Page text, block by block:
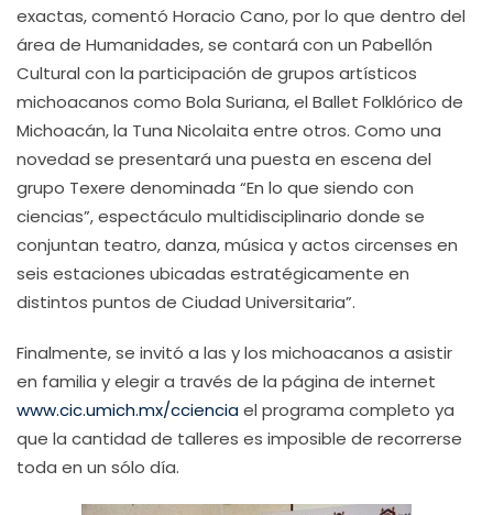
exactas, comentó Horacio Cano, por lo que dentro del
área de Humanidades, se contará con un Pabellón
Cultural con la participación de grupos artísticos
michoacanos como Bola Suriana, el Ballet Folklórico de
Michoacán, la Tuna Nicolaita entre otros. Como una
novedad se presentará una puesta en escena del
grupo Texere denominada “En lo que siendo con
ciencias”, espectáculo multidisciplinario donde se
conjuntan teatro, danza, música y actos circenses en
seis estaciones ubicadas estratégicamente en
distintos puntos de Ciudad Universitaria”.
Finalmente, se invitó a las y los michoacanos a asistir
en familia y elegir a través de la página de internet
www.cic.umich.mx/ccienciael programa completo ya
que la cantidad de talleres es imposible de recorrerse
toda en un sólo día.